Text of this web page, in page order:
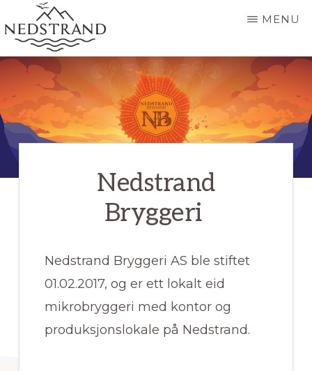
to
main
NEDSTRAND
OFFISIELL
SIDE
Nedstrand
MENU
Nedstrand
Bryggeri
Nedstrand Bryggeri AS ble stiftet
01.02.2017, og er ett lokalt eid
mikrobryggeri med kontor og
produksjonslokale på Nedstrand.